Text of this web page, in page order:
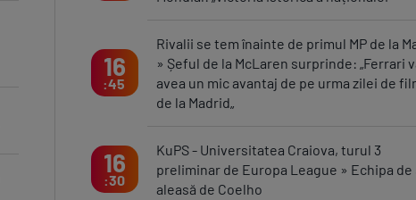
16
45
Rivalii se tem înainte de primul MP de la
» Șeful de la McLaren surprinde: „Ferrari
avea un mic avantaj de pe urma zilei de
de la Madrid„
16
30
KuPS - Universitatea Craiova, turul 3
preliminar de Europa League » Echipa
aleasă de Coelho